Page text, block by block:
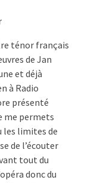
ténor français
de Jan
et déjà
à Radio
présenté
me permets
les limites de
de l’écouter
tout du
donc du